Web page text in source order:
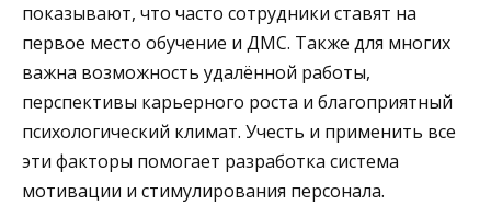
показывают, что часто сотрудники ставят на
первое место обучение и ДМС. Также для многих
важна возможность удалённой работы,
перспективы карьерного роста и благоприятный
психологический климат. Учесть и применить все
эти факторы помогает разработка система
мотивации и стимулирования персонала.